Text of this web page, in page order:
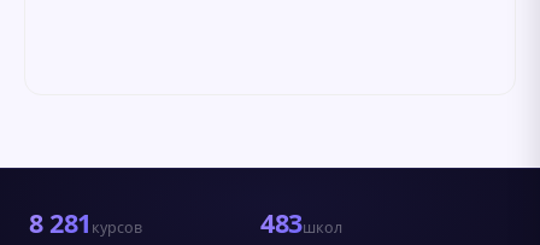
8 281 курсов 483школ